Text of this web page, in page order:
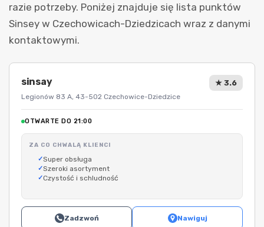
razie potrzeby. Poniżej znajduje się lista punktów
Sinsey w Czechowicach-Dziedzicach wraz z danymi
kontaktowymi.
sinsay
Legionów 83 A, 43-502 Czechowice-Dziedzice
★ 3.6
OTWARTE DO 21:00
ZA CO CHWALĄ KLIENCI
Super obsługa
Szeroki asortyment
Czystość i schludność
Zadzwoń Nawiguj